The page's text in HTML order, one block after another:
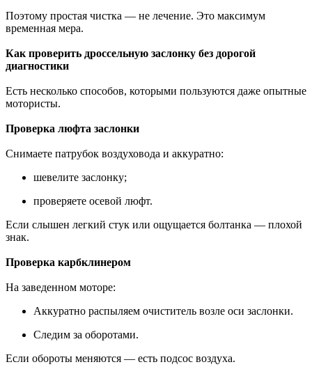
Поэтому простая чистка — не лечение. Это максимум
временная мера.
Как проверить дроссельную заслонку без дорогой
диагностики
Есть несколько способов, которыми пользуются даже опытные
мотористы.
Проверка люфта заслонки
Снимаете патрубок воздуховода и аккуратно:
шевелите заслонку;
проверяете осевой люфт.
Если слышен легкий стук или ощущается болтанка — плохой
знак.
Проверка карбклинером
На заведенном моторе:
Аккуратно распыляем очиститель возле оси заслонки.
Следим за оборотами.
Если обороты меняются — есть подсос воздуха.